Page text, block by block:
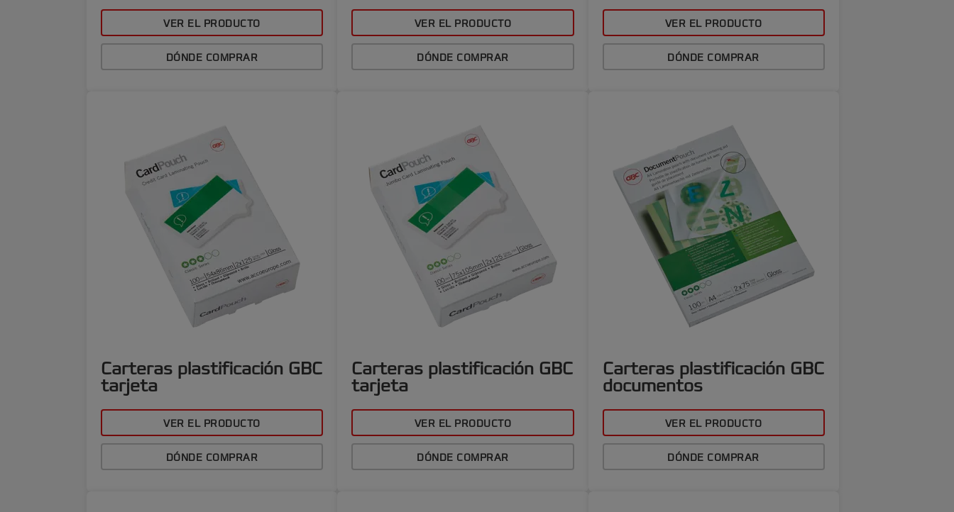
VER EL PRODUCTO
DÓNDE COMPRAR
VER EL PRODUCTO
DÓNDE COMPRAR
VER EL PRODUCTO
DÓNDE COMPRAR
Carteras plastificación GBC
tarjeta
VER EL PRODUCTO
DÓNDE COMPRAR
Carteras plastificación GBC
tarjeta
VER EL PRODUCTO
DÓNDE COMPRAR
Carteras plastificación GBC
documentos
VER EL PRODUCTO
DÓNDE COMPRAR